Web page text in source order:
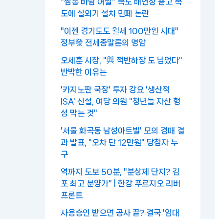
도에 실외기 설치 민폐 논란
"이젠 경기도도 월세 100만원 시대"
정부發 전세종말론의 명암
오세훈 시장, "與 적반하장 도 넘었다"
반박한 이유는
'카지노판 국장' 투자 강요 '생산적
ISA' 신설, 여당 의원 "청년들 자산 형
성 막는 것"
'서울 화곡동 남성아트빌' 모의 경매 결
과 발표, "오차 단 12만원" 당첨자 누
구
역까지 도보 50분, "분상제 단지? 김
포 최고 분양가" | 한강 푸르지오 리버
프론트
사용승인 받으면 공사 끝? 결국 '임대